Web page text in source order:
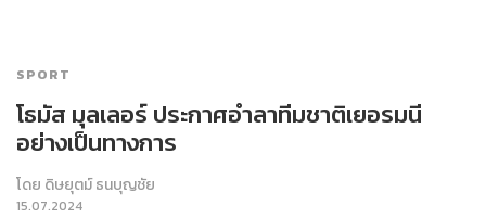
SPORT
โธมัส มุลเลอร์ ประกาศอำลาทีมชาติเยอรมนี
อย่างเป็นทางการ
โดย ดิษยุตม์ ธนบุญชัย
15.07.2024